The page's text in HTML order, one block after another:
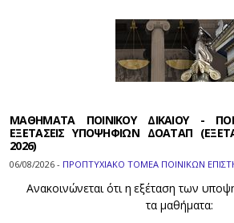
ΜΑΘΗΜΑΤΑ ΠΟΙΝΙΚΟΥ ΔΙΚΑΙΟΥ -
ΕΞΕΤΑΣΕΙΣ ΥΠΟΨΗΦΙΩΝ ΔΟΑΤΑΠ
2026)
06/08/2026 - ΠΡΟΠΤΥΧΙΑΚΟ ΤΟΜΕΑ ΠΟΙΝΙΚΩΝ
Ανακοινώνεται ότι η εξέταση των
τα μαθήματα: